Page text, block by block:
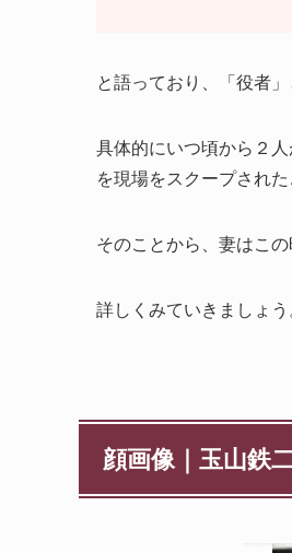
と語っており、「役者
具体的にいつ頃から２
を現場をスクープされた
そのことから、妻はこ
詳しくみていきましょう
顔画像｜玉山鉄